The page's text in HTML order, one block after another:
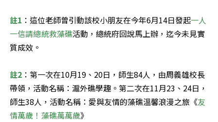
註1 ：這位老師曾引動該校小朋友在今年6月14日發起一人
一信請總統救藻礁活動，總統府回說馬上辦，迄今未見實
質成效。
註2 ：第一次在10月19、20日，師生84人，由周義雄校長
帶領，活動名稱：滬外礁學趣。第二次在11月23、24日，
師生38人，活動名稱：愛與友情的藻礁溫馨浪漫之旅《友
情萬歲！藻礁萬萬歲》